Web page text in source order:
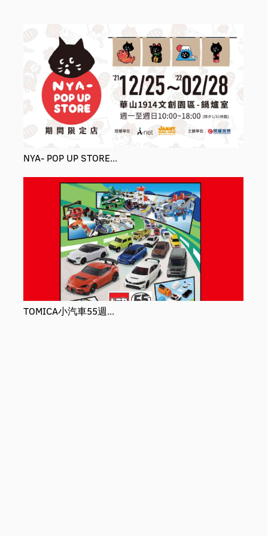
開麗娛樂經紀有限公
司
NYA- POP UP STORE...
TOMICA小汽車55週...